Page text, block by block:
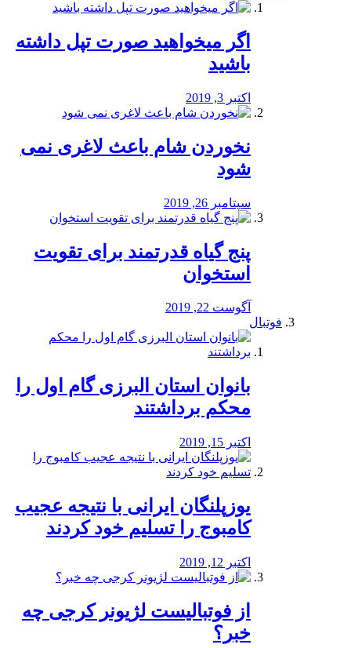
اگر میخواهید صورت تپل داشته
باشید
اکتبر 3, 2019
نخوردن شام باعث لاغری نمی
‌شود
سپتامبر 26, 2019
پنج گیاه قدرتمند برای تقویت
استخوان
آگوست 22, 2019
فوتبال
بانوان استان البرزی گام اول را
محكم برداشتند
اکتبر 15, 2019
یوزپلنگان ایرانی با نتیجه عجیب
کامبوج را تسلیم خود کردند
اکتبر 12, 2019
از فوتبالیست لژیونر کرجی چه
خبر؟